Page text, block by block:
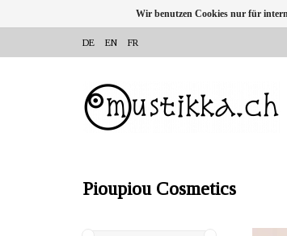
DE EN FR
Pioupiou Cosmetics
Wir benutzen Cookies nur für